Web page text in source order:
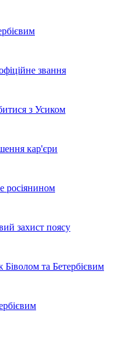
звання
з Усиком
кар'єри
росіянином
захист поясу
та Бетербієвим